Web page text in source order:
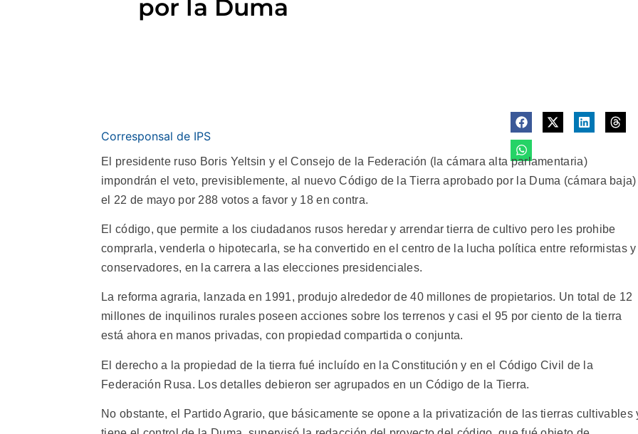
por la Duma
Corresponsal de IPS
El presidente ruso Boris Yeltsin y el Consejo de la Federación (la cámara alta parlamentaria)
impondrán el veto, previsiblemente, al nuevo Código de la Tierra aprobado por la Duma (cámara baja)
el 22 de mayo por 288 votos a favor y 18 en contra.
El código, que permite a los ciudadanos rusos heredar y arrendar tierra de cultivo pero les prohibe
comprarla, venderla o hipotecarla, se ha convertido en el centro de la lucha política entre reformistas y
conservadores, en la carrera a las elecciones presidenciales.
La reforma agraria, lanzada en 1991, produjo alrededor de 40 millones de propietarios. Un total de 12
millones de inquilinos rurales poseen acciones sobre los terrenos y casi el 95 por ciento de la tierra
está ahora en manos privadas, con propiedad compartida o conjunta.
El derecho a la propiedad de la tierra fué incluído en la Constitución y en el Código Civil de la
Federación Rusa. Los detalles debieron ser agrupados en un Código de la Tierra.
No obstante, el Partido Agrario, que básicamente se opone a la privatización de las tierras cultivables